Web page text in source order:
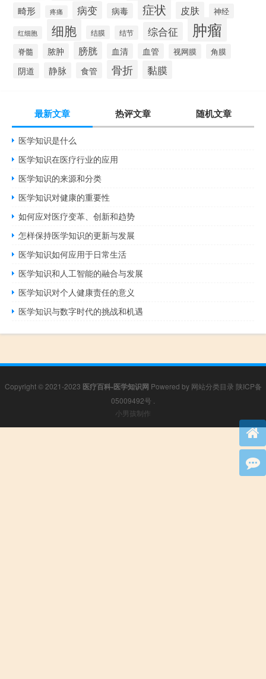
畸形 疼痛 病变 病毒 症状 皮肤 神经
红细胞 细胞 结膜 结节 综合征 肿瘤
脊髓 脓肿 膀胱 血清 血管 视网膜 角膜
阴道 静脉 食管 骨折 黏膜
最新文章 热评文章 随机文章
医学知识是什么
医学知识在医疗行业的应用
医学知识的来源和分类
医学知识对健康的重要性
如何应对医疗变革、创新和趋势
怎样保持医学知识的更新与发展
医学知识如何应用于日常生活
医学知识和人工智能的融合与发展
医学知识对个人健康责任的意义
医学知识与数字时代的挑战和机遇
Copyright © 2021-2023 医疗百科-医学知识网 Powered by 网站分类目录 陕ICP备
05009492号
小男孩制作